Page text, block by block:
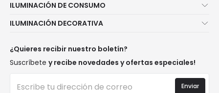
Atención al cliente
Métodos de envío
¿Eres profesional?
Tiendas
ILUMINACIÓN DE CONSUMO
Marcas
Presupuestos
Iluminación para empresas
ILUMINACIÓN DECORATIVA
Top Marcas
Espacios
Estilos
Colecciones
¿Quieres recibir nuestro boletín?
Suscríbete y recibe novedades y ofertas especiales!
Enviar